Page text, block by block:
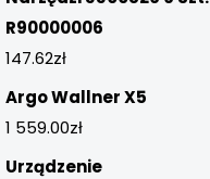
R90000006
147.62zł
Argo Wallner X5
1 559.00zł
Urządzenie